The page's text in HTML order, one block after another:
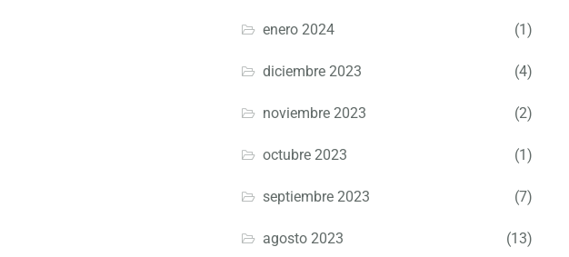
enero 2024 (1)
diciembre 2023 (4)
noviembre 2023 (2)
octubre 2023 (1)
septiembre 2023 (7)
agosto 2023 (13)